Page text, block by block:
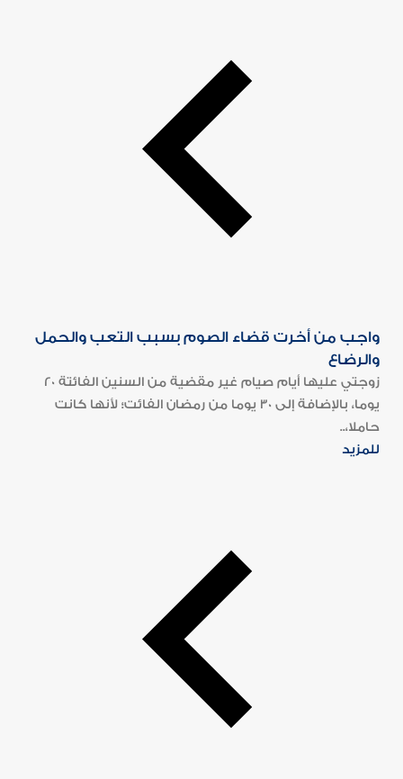
واجب من أخرت قضاء الصوم بسبب التعب والحمل
والرضاع
زوجتي عليها أيام صيام غير مقضية من السنين الفائتة 20
يوما، بالإضافة إلى 30 يوما من رمضان الفائت؛ لأنها كانت
حاملا،..
للمزيد